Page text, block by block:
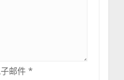
邮件*